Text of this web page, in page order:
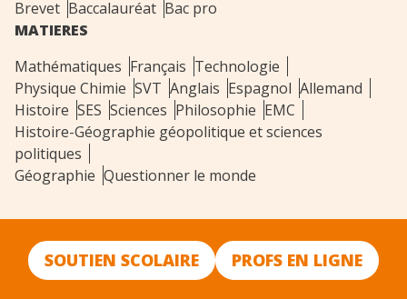
Brevet Baccalauréat Bac pro
MATIERES
Mathématiques Français Technologie
Physique Chimie SVT Anglais Espagnol Allemand
Histoire SES Sciences Philosophie EMC
Histoire-Géographie géopolitique et sciences
politiques
Géographie Questionner le monde
SOUTIEN SCOLAIRE PROFS EN LIGNE